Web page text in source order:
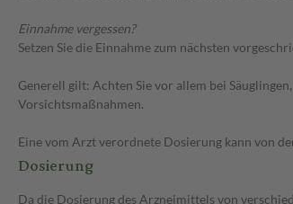
Einnahme vergessen?
Setzen Sie die Einnahme zum nächsten
Generell gilt: Achten Sie vor allem bei
Vorsichtsmaßnahmen.
Eine vom Arzt verordnete Dosierung kann von
Dosierung
Da die Dosierung des Arzneimittels von